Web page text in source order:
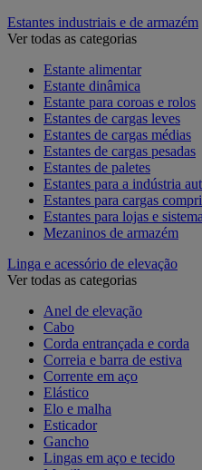
Estantes industriais e de armazém
Ver todas as categorias
Estante alimentar
Estante dinâmica
Estante para coroas e rolos
Estantes de cargas leves
Estantes de cargas médias
Estantes de cargas pesadas
Estantes de paletes
Estantes para a indústria
Estantes para cargas
Estantes para lojas e
Mezaninos de armazém
Linga e acessório de elevação
Ver todas as categorias
Anel de elevação
Cabo
Corda entrançada e corda
Correia e barra de estiva
Corrente em aço
Elástico
Elo e malha
Esticador
Gancho
Lingas em aço e tecido